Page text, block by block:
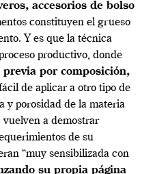
accesorios de bolso
constituyen el grueso
Y es que la técnica
productivo, donde
previa por composición,
de aplicar a otro tipo de
y porosidad de la materia
a demostrar
de su
“muy sensibilizada con
su propia página